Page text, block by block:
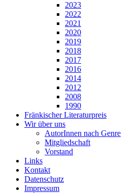
2023
2022
2021
2020
2019
2018
2017
2016
2014
2012
2008
1990
Fränkischer Literaturpreis
Wir über uns
AutorInnen nach Genre
Mitgliedschaft
Vorstand
Links
Kontakt
Datenschutz
Impressum